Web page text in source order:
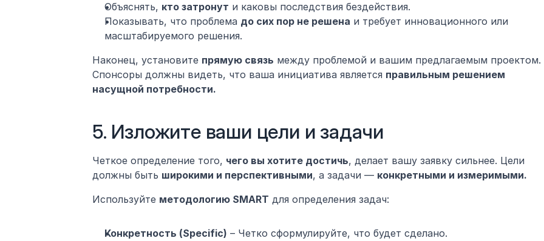
Объяснять, кто затронут и каковы последствия бездействия.
Показывать, что проблема до сих пор не решена и требует инновационного или
масштабируемого решения.
Наконец, установите прямую связь между проблемой и вашим предлагаемым проектом.
Спонсоры должны видеть, что ваша инициатива является правильным решением
насущной потребности.
5. Изложите ваши цели и задачи
Четкое определение того, чего вы хотите достичь, делает вашу заявку сильнее. Цели
должны быть широкими и перспективными, а задачи — конкретными и измеримыми.
Используйте методологию SMART для определения задач:
Конкретность (Specific) – Четко сформулируйте, что будет сделано.